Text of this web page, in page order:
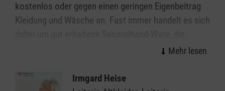
kostenlos oder gegen einen geringen Eigenbeitrag
Kleidung und Wäsche an. Fast immer handelt es sich
gespendet wurde und von den ehrenamtlichen
liebevoll
Irmgard Heise